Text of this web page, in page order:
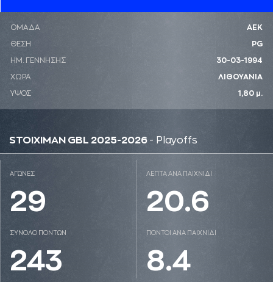
ΟΜΑΔΑ ΑΕΚ
ΘΕΣΗ PG
ΗΜ. ΓΕΝΝΗΣΗΣ 30-03-1994
ΧΩΡΑ ΛΙΘΟΥΑΝΙΑ
ΥΨΟΣ 1,80 μ.
STOIXIMAN GBL 2025-2026 - Playoffs
ΑΓΩΝΕΣ
29
ΛΕΠΤΑ ΑΝΑ ΠΑΙΧΝΙΔΙ
20.6
ΣΥΝΟΛΟ ΠΟΝΤΩΝ
243
ΠΟΝΤΟΙ ΑΝΑ ΠΑΙΧΝΙΔΙ
8.4